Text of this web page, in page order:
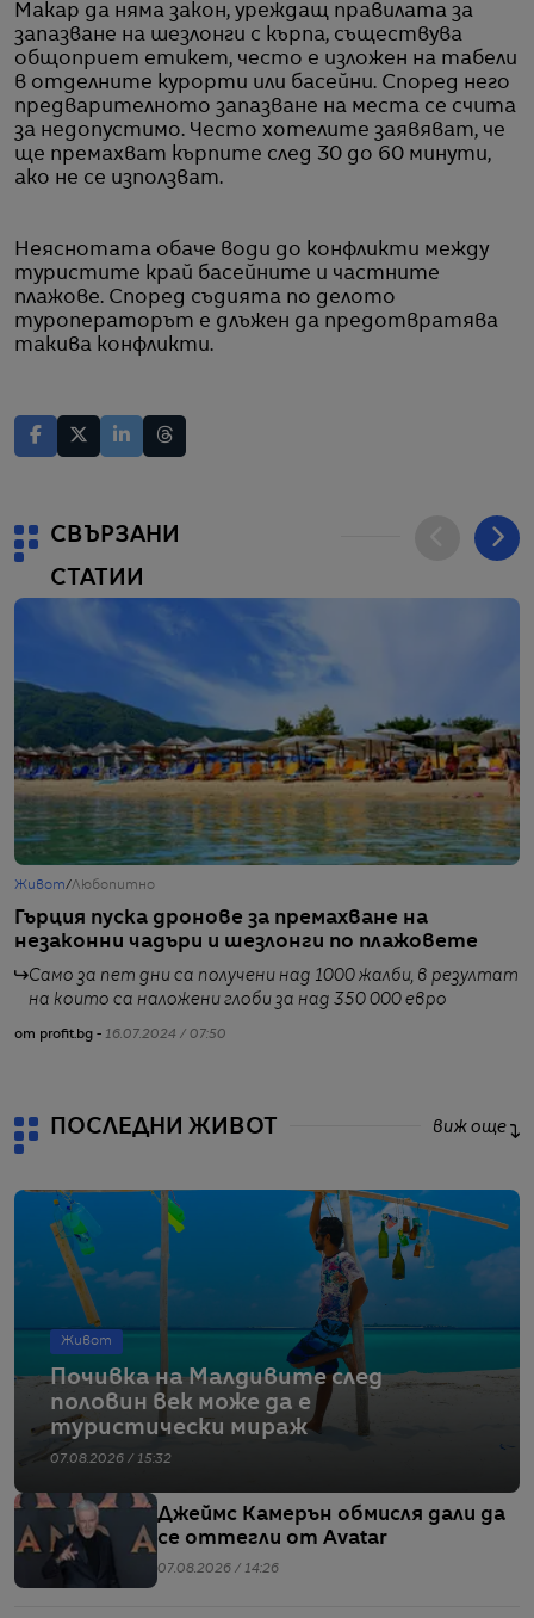
Макар да няма закон, уреждащ правилата за
запазване на шезлонги с кърпа, съществува
общоприет етикет, често е изложен на табели
в отделните курорти или басейни. Според него
предварителното запазване на места се счита
за недопустимо. Често хотелите заявяват, че
ще премахват кърпите след 30 до 60 минути,
ако не се използват.
Неяснотата обаче води до конфликти между
туристите край басейните и частните
плажове. Според съдията по делото
туроператорът е длъжен да предотвратява
такива конфликти.
СВЪРЗАНИ
СТАТИИ
Живот/Любопитно
Гърция пуска дронове за премахване на
незаконни чадъри и шезлонги по плажовете
Само за пет дни са получени над 1000 жалби, в резултат
на които са наложени глоби за над 350 000 евро
от profit.bg - 16.07.2024 / 07:50
ПОСЛЕДНИ ЖИВОТ виж още
Живот
Почивка на Малдивите след
половин век може да е
туристически мираж
07.08.2026 / 15:32
Джеймс Камерън обмисля дали да
се оттегли от Avatar
07.08.2026 / 14:26